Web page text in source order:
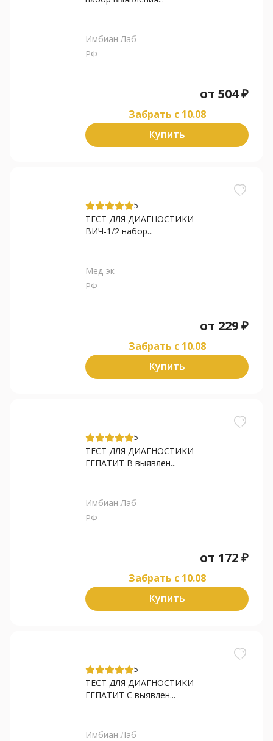
Имбиан Лаб
РФ
от 504₽
Забрать c 10.08
Купить
5
ТЕСТ ДЛЯ ДИАГНОСТИКИ
ВИЧ-1/2 набор...
Мед-эк
РФ
от 229₽
Забрать c 10.08
Купить
5
ТЕСТ ДЛЯ ДИАГНОСТИКИ
ГЕПАТИТ В выявлен...
Имбиан Лаб
РФ
от 172₽
Забрать c 10.08
Купить
5
ТЕСТ ДЛЯ ДИАГНОСТИКИ
ГЕПАТИТ С выявлен...
Имбиан Лаб